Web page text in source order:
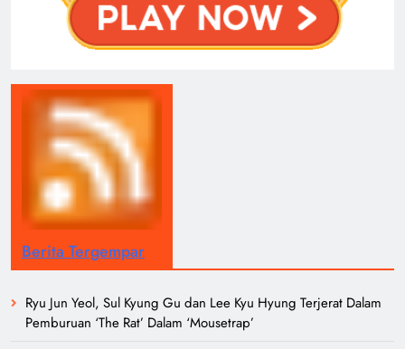
Berita Tergempar
Ryu Jun Yeol, Sul Kyung Gu dan Lee Kyu Hyung Terjerat Dalam
Pemburuan ‘The Rat’ Dalam ‘Mousetrap’